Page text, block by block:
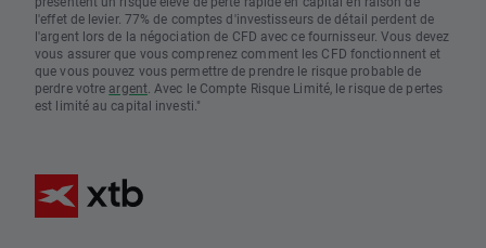
l'effet de levier. 77% de comptes d'investisseurs de détail perdent de
l'argent lors de la négociation de CFD avec ce fournisseur. Vous devez
vous assurer que vous comprenez comment les CFD fonctionnent et
que vous pouvez vous permettre de prendre le risque probable de
perdre votre argent. Avec le Compte Risque Limité, le risque de pertes
est limité au capital investi."